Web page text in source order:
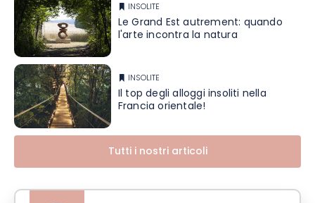
INSOLITE
Le Grand Est autrement: quando
l'arte incontra la natura
INSOLITE
Il top degli alloggi insoliti nella
Francia orientale!
Tutti i nostri articoli